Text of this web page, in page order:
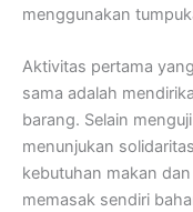
menggunakan
Aktivitas pertama
sama adalah
barang. Selain
menunjukan
kebutuhan makan
memasak sendiri